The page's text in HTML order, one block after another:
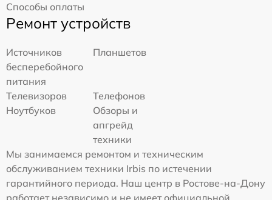
Способы оплаты
Ремонт устройств
Источников
бесперебойного
питания
Планшетов
Телевизоров
Телефонов
Ноутбуков
Обзоры и
апгрейд
техники
Мы занимаемся ремонтом и техническим
обслуживанием техники Irbis по истечении
гарантийного периода. Наш центр в Ростове-на-Дону